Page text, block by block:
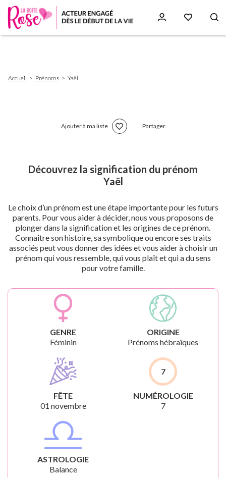
d'Ariane
Accueil Prénoms Yaël
Ajouter à ma liste Partager
Découvrez la signification du prénom
Yaël
Le choix d’un prénom est une étape importante pour les futurs
parents. Pour vous aider à décider, nous vous proposons de
plonger dans la signification et les origines de ce prénom.
Connaître son histoire, sa symbolique ou encore ses traits
associés peut vous donner des idées et vous aider à choisir un
prénom qui vous ressemble, qui vous plaît et qui a du sens
pour votre famille.
GENRE
Féminin
ORIGINE
Prénoms hébraïques
FÊTE
01 novembre
7
NUMÉROLOGIE
7
ASTROLOGIE
Balance